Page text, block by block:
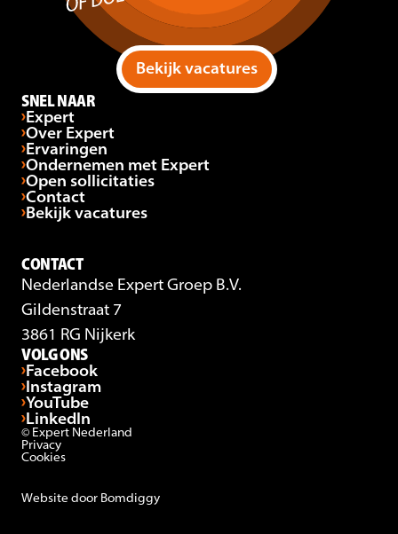
CONTACT
Nederlandse Expert Groep B.V.
Gildenstraat 7
3861 RG Nijkerk
VOLG ONS
Facebook
Instagram
YouTube
LinkedIn
SNEL NAAR
Expert
Over Expert
Ervaringen
Ondernemen met Expert
Open sollicitaties
Contact
Bekijk vacatures
Bekijk vacatures
© Expert Nederland
Privacy
Cookies
Website door Bomdiggy